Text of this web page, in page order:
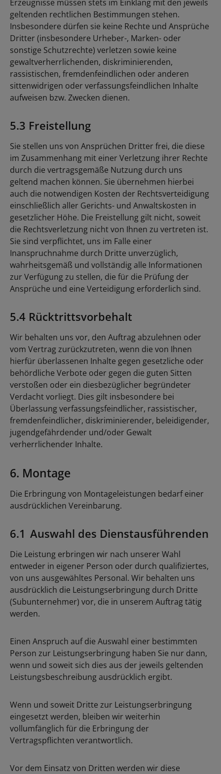
Erzeugnisse müssen stets im Einklang mit den jeweils
geltenden rechtlichen Bestimmungen stehen.
Insbesondere dürfen sie keine Rechte und Ansprüche
Dritter (insbesondere Urheber-, Marken- oder
sonstige Schutzrechte) verletzen sowie keine
gewaltverherrlichenden, diskriminierenden,
rassistischen, fremdenfeindlichen oder anderen
sittenwidrigen oder verfassungsfeindlichen Inhalte
aufweisen bzw. Zwecken dienen.
5.3 Freistellung
Sie stellen uns von Ansprüchen Dritter frei, die diese
im Zusammenhang mit einer Verletzung ihrer Rechte
durch die vertragsgemäße Nutzung durch uns
geltend machen können. Sie übernehmen hierbei
auch die notwendigen Kosten der Rechtsverteidigung
einschließlich aller Gerichts- und Anwaltskosten in
gesetzlicher Höhe. Die Freistellung gilt nicht, soweit
die Rechtsverletzung nicht von Ihnen zu vertreten ist.
Sie sind verpflichtet, uns im Falle einer
Inanspruchnahme durch Dritte unverzüglich,
wahrheitsgemäß und vollständig alle Informationen
zur Verfügung zu stellen, die für die Prüfung der
Ansprüche und eine Verteidigung erforderlich sind.
5.4 Rücktrittsvorbehalt
Wir behalten uns vor, den Auftrag abzulehnen oder
vom Vertrag zurückzutreten, wenn die von Ihnen
hierfür überlassenen Inhalte gegen gesetzliche oder
behördliche Verbote oder gegen die guten Sitten
verstoßen oder ein diesbezüglicher begründeter
Verdacht vorliegt. Dies gilt insbesondere bei
Überlassung verfassungsfeindlicher, rassistischer,
fremdenfeindlicher, diskriminierender, beleidigender,
jugendgefährdender und/oder Gewalt
verherrlichender Inhalte.
6. Montage
Die Erbringung von Montageleistungen bedarf einer
ausdrücklichen Vereinbarung.
6.1 Auswahl des Dienstausführenden
Die Leistung erbringen wir nach unserer Wahl
entweder in eigener Person oder durch qualifiziertes,
von uns ausgewähltes Personal. Wir behalten uns
ausdrücklich die Leistungserbringung durch Dritte
(Subunternehmer) vor, die in unserem Auftrag tätig
werden.
Einen Anspruch auf die Auswahl einer bestimmten
Person zur Leistungserbringung haben Sie nur dann,
wenn und soweit sich dies aus der jeweils geltenden
Leistungsbeschreibung ausdrücklich ergibt.
Wenn und soweit Dritte zur Leistungserbringung
eingesetzt werden, bleiben wir weiterhin
vollumfänglich für die Erbringung der
Vertragspflichten verantwortlich.
Vor dem Einsatz von Dritten werden wir diese